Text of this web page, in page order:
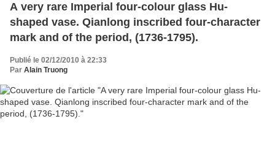
A very rare Imperial four-colour glass Hu-
shaped vase. Qianlong inscribed four-character
mark and of the period, (1736-1795).
Publié le 02/12/2010 à 22:33
Par Alain Truong